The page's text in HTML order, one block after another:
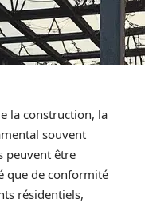
la construction, la
souvent
peuvent être
que de conformité
résidentiels,